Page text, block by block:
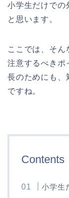
小学生だけでの
と思います。
ここでは、そん
注意するべきポ
長のためにも、
ですね。
Contents
小学生